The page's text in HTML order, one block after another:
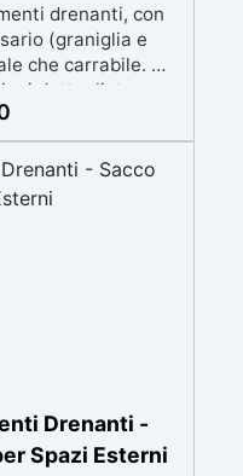
drenanti, con
(graniglia e
che carrabile. ✅
dettagliate per
bisogno di
video/telefonica
rinnova le
evitando
in appena 24h ✅
Drenanti -
Spazi Esterni